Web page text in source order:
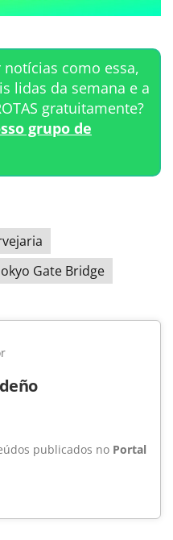
notícias como essa,
lidas da semana e a
gratuitamente?
grupo de
Gate Bridge
publicados no Portal